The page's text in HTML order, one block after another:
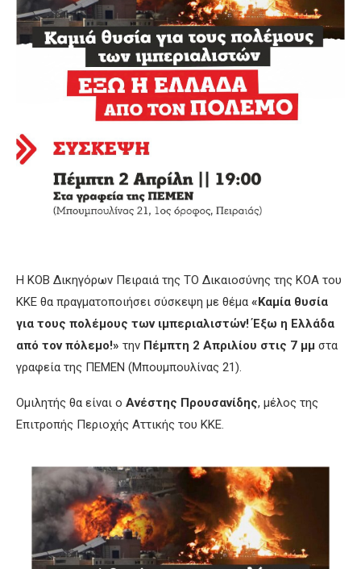
Η ΚΟΒ Δικηγόρων Πειραιά της ΤΟ Δικαιοσύνης της ΚΟΑ του
ΚΚΕ θα πραγματοποιήσει σύσκεψη με θέμα «Καμία θυσία
για τους πολέμους των ιμπεριαλιστών! Έξω η Ελλάδα
από τον πόλεμο!» την Πέμπτη 2 Απριλίου στις 7 μμ στα
γραφεία της ΠΕΜΕΝ (Μπουμπουλίνας 21).
Ομιλητής θα είναι ο Ανέστης Προυσανίδης, μέλος της
Επιτροπής Περιοχής Αττικής του ΚΚΕ.